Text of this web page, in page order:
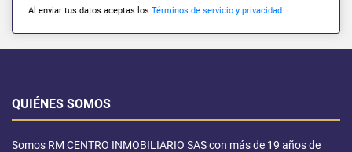
Al enviar tus datos aceptas los Términos de servicio y privacidad
QUIÉNES SOMOS
Somos RM CENTRO INMOBILIARIO SAS con más de 19 años de